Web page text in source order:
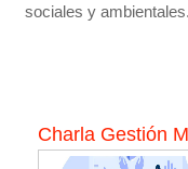
sociales y ambientales.
Charla Gestión